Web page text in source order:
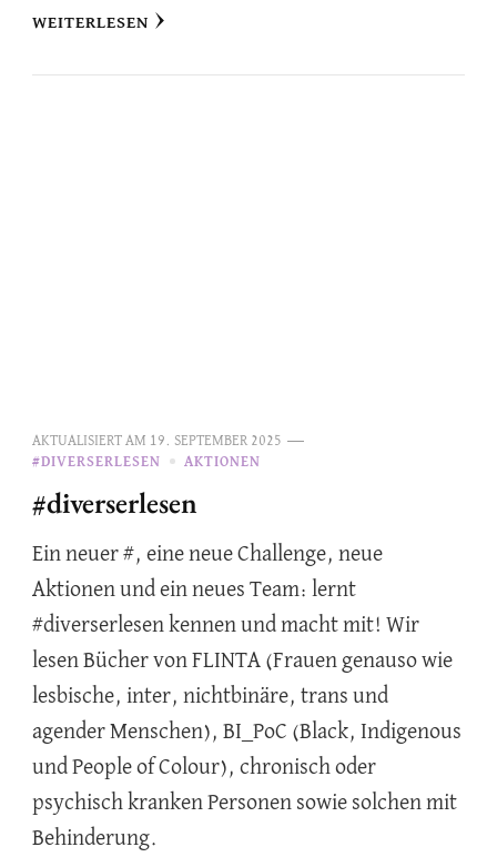
WEITERLESEN
AKTUALISIERT AM 19. SEPTEMBER 2025
#DIVERSERLESEN
AKTIONEN
#diverserlesen
Ein neuer #, eine neue Challenge, neue
Aktionen und ein neues Team: lernt
#diverserlesen kennen und macht mit! Wir
lesen Bücher von FLINTA (Frauen genauso wie
lesbische, inter, nichtbinäre, trans und
agender Menschen), BI_PoC (Black, Indigenous
und People of Colour), chronisch oder
psychisch kranken Personen sowie solchen mit
Behinderung.